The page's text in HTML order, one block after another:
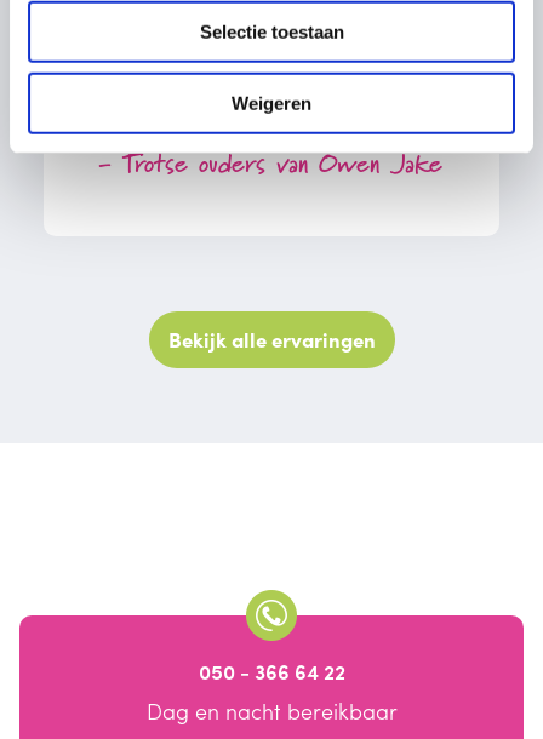
Selectie toestaan
Weigeren
gehad met de doorgewinterde
- Trotse ouders van Owen Jake
Bekijk alle ervaringen
050 - 366 64 22
Dag en nacht bereikbaar